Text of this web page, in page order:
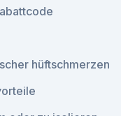
hüftschmerzen